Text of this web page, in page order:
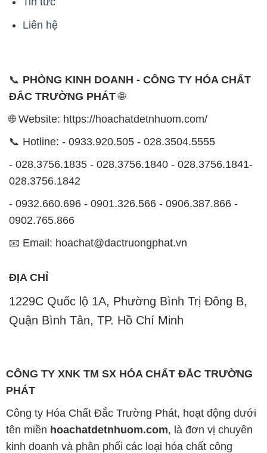
📞
PHÒNG KINH DOANH - CÔNG TY HÓA CHẤT
ĐẮC TRƯỜNG PHÁT
- 028.3756.1835 - 028.3756.1840 - 028.3756.1841-
0902.765.866
📧 Email: hoachat@dactruongphat.vn
ĐỊA CHỈ
1229C Quốc lộ 1A, Phường Bình Trị Đông B,
Quận Bình Tân, TP. Hồ Chí Minh
CÔNG TY XNK TM SX HÓA CHẤT ĐẮC TRƯỜNG
PHÁT
kinh doanh và phân phối các loại hóa chất công
nghiệp đa dạng, nhằm đáp ứng nhu cầu sử dụng của
khách hàng một cách tốt nhất.
Chúng tôi cam kết mang đến sự hài lòng và đáp ứng
mọi nhu cầu của khách hàng với tiêu chí hàng đầu.